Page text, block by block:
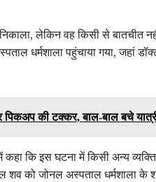
लेकिन वह किसी से बातचीत
धर्मशाला पहुंचाया गया, जहां
पिकअप की टक्कर, बाल-बाल बचे
कि इस घटना में किसी अन्य
को जोनल अस्पताल धर्मशाला के